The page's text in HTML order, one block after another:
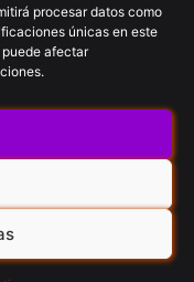
procesar datos como
únicas en este
afectar